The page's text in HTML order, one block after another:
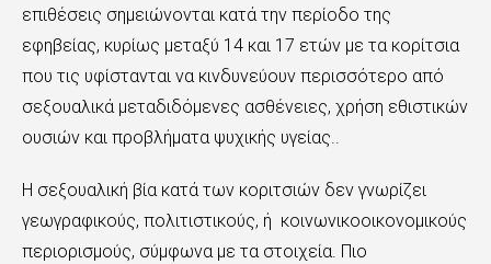
επιθέσεις σημειώνονται κατά την περίοδο της
εφηβείας, κυρίως μεταξύ 14 και 17 ετών με τα κορίτσια
που τις υφίστανται να κινδυνεύουν περισσότερο από
σεξουαλικά μεταδιδόμενες ασθένειες, χρήση εθιστικών
ουσιών και προβλήματα ψυχικής υγείας..
Η σεξουαλική βία κατά των κοριτσιών δεν γνωρίζει
γεωγραφικούς, πολιτιστικούς, ή κοινωνικοοικονομικούς
περιορισμούς, σύμφωνα με τα στοιχεία. Πιο